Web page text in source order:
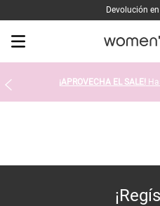
Devolución
¡APROVECHA EL SALE!